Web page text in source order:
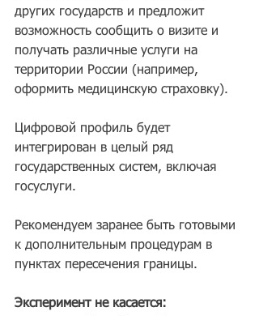
других государств и предложит
возможность сообщить о визите и
получать различные услуги на
территории России (например,
оформить медицинскую страховку).
Цифровой профиль будет
интегрирован в целый ряд
государственных систем, включая
госуслуги.
Рекомендуем заранее быть готовыми
к дополнительным процедурам в
пунктах пересечения границы.
Эксперимент не касается: